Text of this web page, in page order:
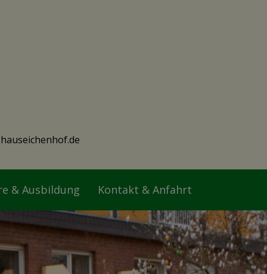
& Ausbildung Kontakt & Anfahrt